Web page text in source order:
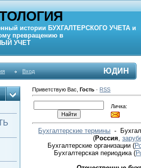
истории БУХГАЛТЕРСКОГО УЧЕТА и
превращению в
УЧЕТ
Вход ЮДИН
Приветствую Вас ,Гость · RSS
Личка:
Бухгалтерские термины -
(Россия
Бухгалтерские организации (
Бухгалтерская периодика(